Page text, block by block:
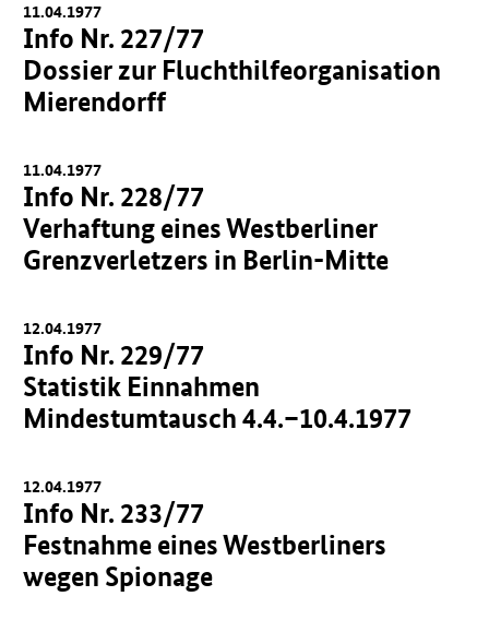
11.04.1977
Info Nr. 227/77
Dossier zur Fluchthilfeorganisation
Mierendorff
11.04.1977
Info Nr. 228/77
Verhaftung eines Westberliner
Grenzverletzers in Berlin-Mitte
12.04.1977
Info Nr. 229/77
Statistik Einnahmen
Mindestumtausch 4.4.–10.4.1977
12.04.1977
Info Nr. 233/77
Festnahme eines Westberliners
wegen Spionage